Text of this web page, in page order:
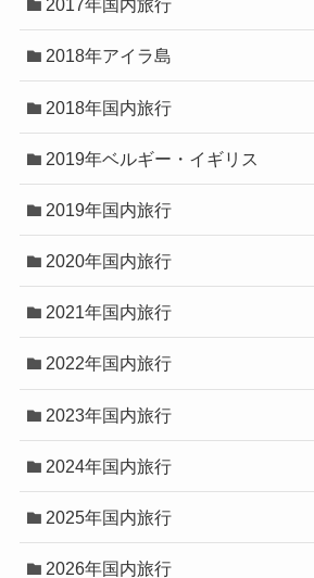
2017年国内旅行
2018年アイラ島
2018年国内旅行
2019年ベルギー・イギリス
2019年国内旅行
2020年国内旅行
2021年国内旅行
2022年国内旅行
2023年国内旅行
2024年国内旅行
2025年国内旅行
2026年国内旅行